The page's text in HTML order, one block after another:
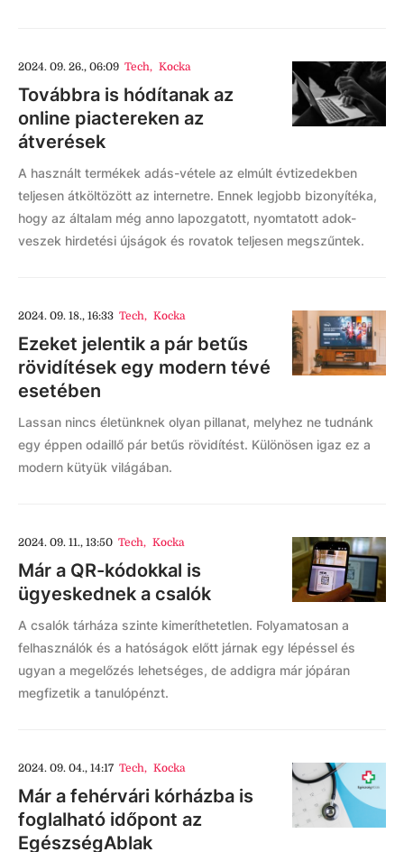
2024. 09. 26., 06:09 Tech, Kocka
Továbbra is hódítanak az
online piactereken az
átverések
A használt termékek adás-vétele az elmúlt évtizedekben
teljesen átköltözött az internetre. Ennek legjobb bizonyítéka,
hogy az általam még anno lapozgatott, nyomtatott adok-
veszek hirdetési újságok és rovatok teljesen megszűntek.
2024. 09. 18., 16:33 Tech, Kocka
Ezeket jelentik a pár betűs
rövidítések egy modern tévé
esetében
Lassan nincs életünknek olyan pillanat, melyhez ne tudnánk
egy éppen odaillő pár betűs rövidítést. Különösen igaz ez a
modern kütyük világában.
2024. 09. 11., 13:50 Tech, Kocka
Már a QR-kódokkal is
ügyeskednek a csalók
A csalók tárháza szinte kimeríthetetlen. Folyamatosan a
felhasználók és a hatóságok előtt járnak egy lépéssel és
ugyan a megelőzés lehetséges, de addigra már jópáran
megfizetik a tanulópénzt.
2024. 09. 04., 14:17 Tech, Kocka
Már a fehérvári kórházba is
foglalható időpont az
EgészségAblak